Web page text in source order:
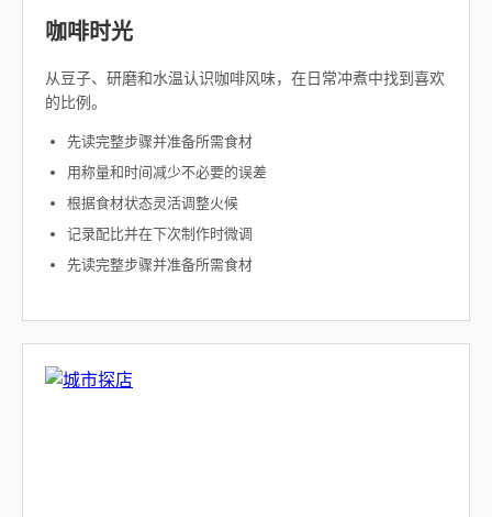
咖啡时光
从豆子、研磨和水温认识咖啡风味，在日常冲煮中找到喜欢
的比例。
先读完整步骤并准备所需食材
用称量和时间减少不必要的误差
根据食材状态灵活调整火候
记录配比并在下次制作时微调
先读完整步骤并准备所需食材